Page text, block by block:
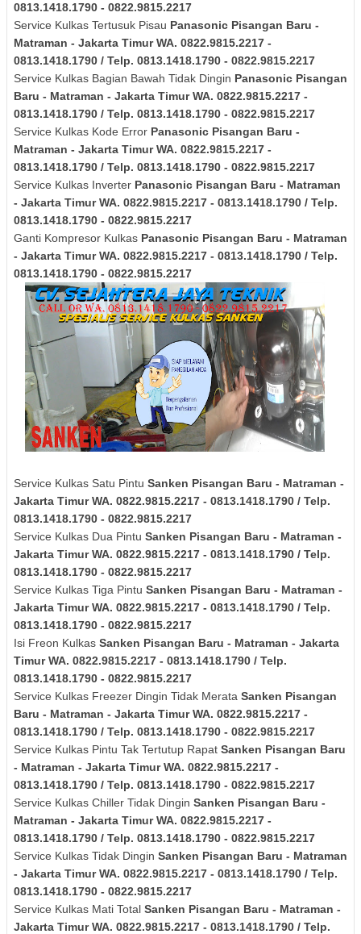
0813.1418.1790 - 0822.9815.2217
Service Kulkas Tertusuk Pisau Panasonic Pisangan Baru -
Matraman - Jakarta TimurWA. 0822.9815.2217 -
0813.1418.1790 / Telp. 0813.1418.1790 - 0822.9815.2217
Service Kulkas Bagian Bawah Tidak Dingin Panasonic Pisangan
Baru - Matraman - Jakarta TimurWA. 0822.9815.2217 -
0813.1418.1790 / Telp. 0813.1418.1790 - 0822.9815.2217
Service Kulkas Kode Error Panasonic Pisangan Baru -
Matraman - Jakarta TimurWA. 0822.9815.2217 -
0813.1418.1790 / Telp. 0813.1418.1790 - 0822.9815.2217
Service Kulkas Inverter Panasonic Pisangan Baru - Matraman
- Jakarta TimurWA. 0822.9815.2217 - 0813.1418.1790 / Telp.
0813.1418.1790 - 0822.9815.2217
Ganti Kompresor Kulkas Panasonic Pisangan Baru - Matraman
- Jakarta TimurWA. 0822.9815.2217 - 0813.1418.1790 / Telp.
0813.1418.1790 - 0822.9815.2217
Service Kulkas Satu Pintu Sanken Pisangan Baru - Matraman -
Jakarta TimurWA. 0822.9815.2217 - 0813.1418.1790 / Telp.
0813.1418.1790 - 0822.9815.2217
Service Kulkas Dua Pintu Sanken Pisangan Baru - Matraman -
Jakarta TimurWA. 0822.9815.2217 - 0813.1418.1790 / Telp.
0813.1418.1790 - 0822.9815.2217
Service Kulkas Tiga Pintu Sanken Pisangan Baru - Matraman -
Jakarta TimurWA. 0822.9815.2217 - 0813.1418.1790 / Telp.
0813.1418.1790 - 0822.9815.2217
Isi Freon Kulkas Sanken Pisangan Baru - Matraman - Jakarta
TimurWA. 0822.9815.2217 - 0813.1418.1790 / Telp.
0813.1418.1790 - 0822.9815.2217
Service Kulkas Freezer Dingin Tidak Merata Sanken Pisangan
Baru - Matraman - Jakarta TimurWA. 0822.9815.2217 -
0813.1418.1790 / Telp. 0813.1418.1790 - 0822.9815.2217
Service Kulkas Pintu Tak Tertutup Rapat Sanken Pisangan Baru
- Matraman - Jakarta TimurWA. 0822.9815.2217 -
0813.1418.1790 / Telp. 0813.1418.1790 - 0822.9815.2217
Service Kulkas Chiller Tidak Dingin Sanken Pisangan Baru -
Matraman - Jakarta TimurWA. 0822.9815.2217 -
0813.1418.1790 / Telp. 0813.1418.1790 - 0822.9815.2217
Service Kulkas Tidak Dingin Sanken Pisangan Baru - Matraman
- Jakarta TimurWA. 0822.9815.2217 - 0813.1418.1790 / Telp.
0813.1418.1790 - 0822.9815.2217
Service Kulkas Mati Total Sanken Pisangan Baru - Matraman -
Jakarta TimurWA. 0822.9815.2217 - 0813.1418.1790 / Telp.